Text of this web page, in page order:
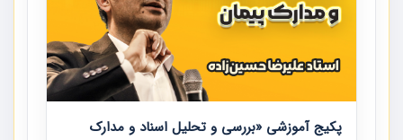
پکیج آموزشی «بررسی و تحلیل اسناد و مدارک